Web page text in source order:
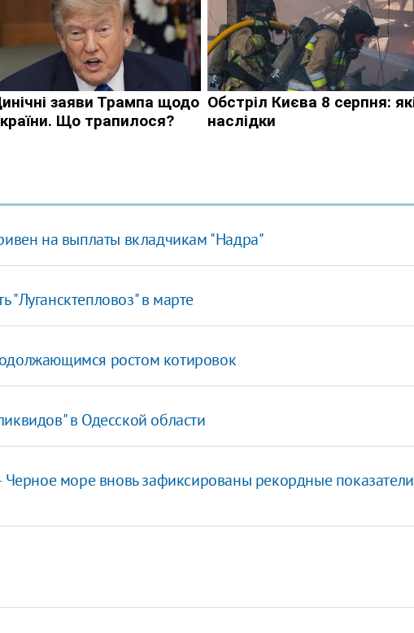
на выплаты вкладчикам "Надра"
в марте
ростом котировок
в Одесской области
Черное море вновь зафиксированы рекордные показатели